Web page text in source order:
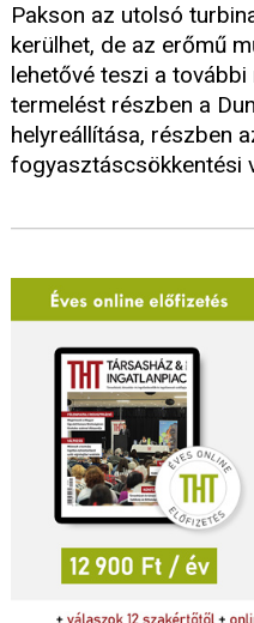
Pakson az utolsó
kerülhet, de az erőmű
lehetővé teszi a
termelést részben a
helyreállítása, részben
fogyasztáscsökkentési